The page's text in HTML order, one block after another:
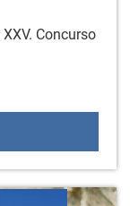
Concurso
del